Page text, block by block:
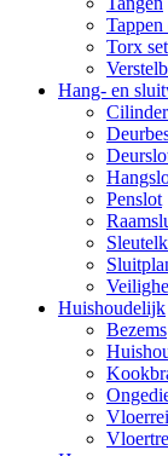
Tappen
Torx set
Hang- en
Penslot
Huishoudelijk
Bezems